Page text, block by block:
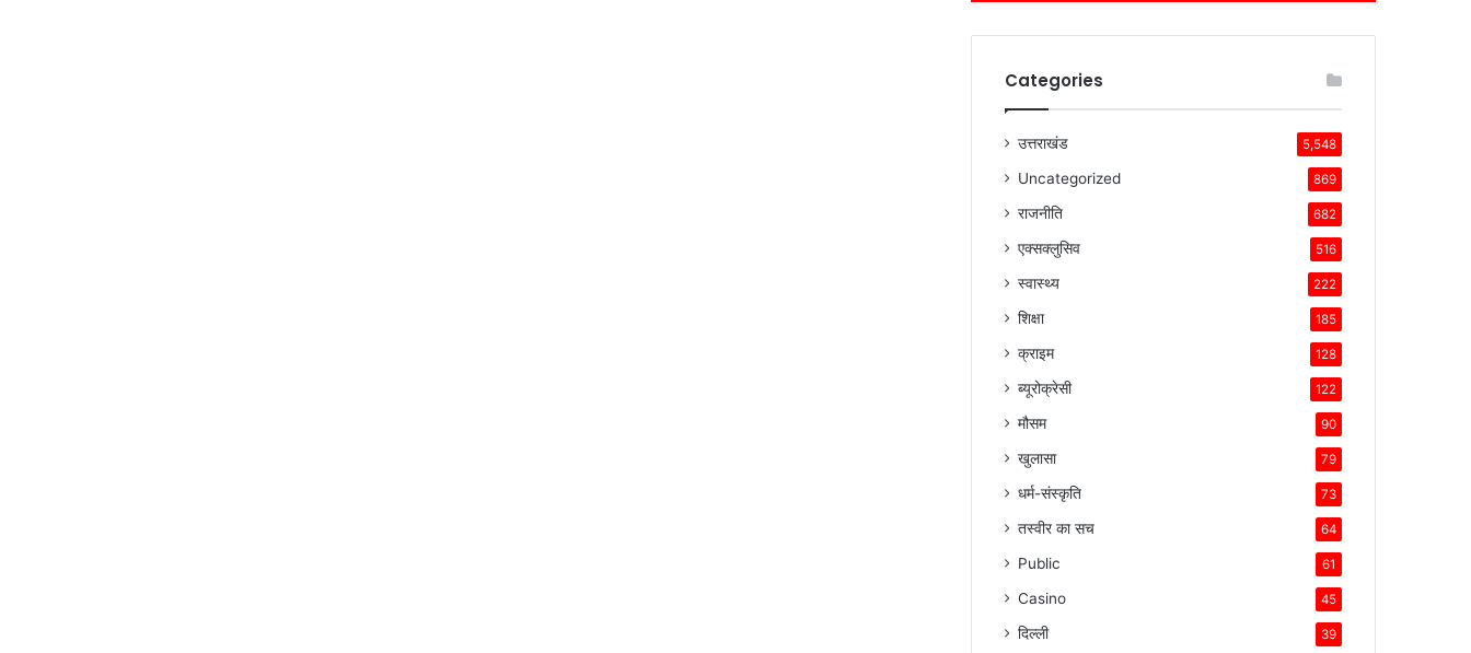
Categories
उत्तराखंड 5,548
Uncategorized 869
राजनीति 682
एक्सक्लुसिव 516
स्वास्थ्य 222
शिक्षा 185
क्राइम 128
ब्यूरोक्रेसी 122
मौसम 90
खुलासा 79
धर्म-संस्कृति 73
तस्वीर का सच 64
Public 61
Casino 45
दिल्ली 39